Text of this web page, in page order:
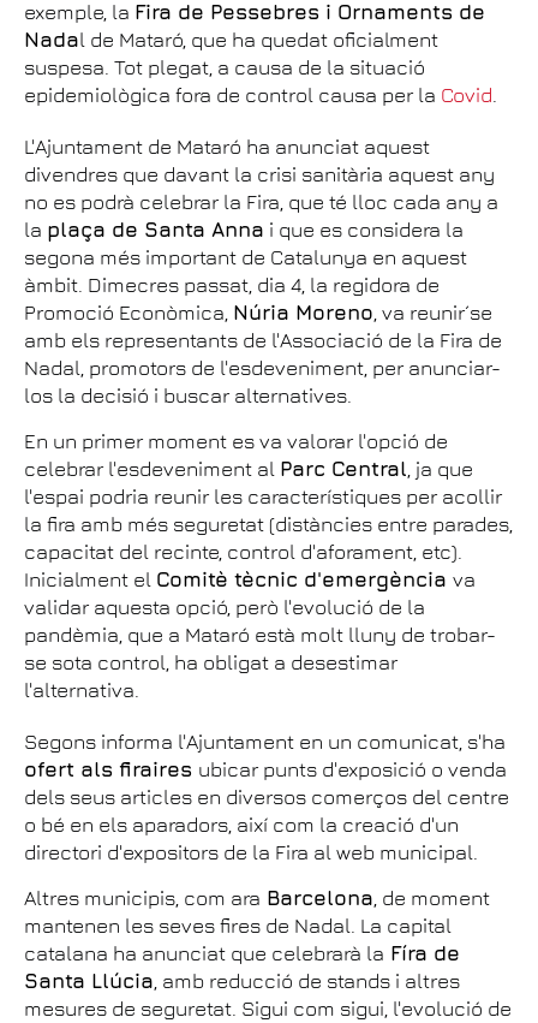
exemple, la Fira de Pessebres i Ornaments de
Nadal de Mataró, que ha quedat oficialment
suspesa. Tot plegat, a causa de la situació
epidemiològica fora de control causa per la Covid.
L'Ajuntament de Mataró ha anunciat aquest
divendres que davant la crisi sanitària aquest any
no es podrà celebrar la Fira, que té lloc cada any a
la plaça de Santa Anna i que es considera la
segona més important de Catalunya en aquest
àmbit. Dimecres passat, dia 4, la regidora de
Promoció Econòmica, Núria Moreno, va reunir´se
amb els representants de l'Associació de la Fira de
Nadal, promotors de l'esdeveniment, per anunciar-
los la decisió i buscar alternatives.
En un primer moment es va valorar l'opció de
celebrar l'esdeveniment al Parc Central, ja que
l'espai podria reunir les característiques per acollir
la fira amb més seguretat (distàncies entre parades,
capacitat del recinte, control d'aforament, etc).
Inicialment el Comitè tècnic d'emergència va
validar aquesta opció, però l'evolució de la
pandèmia, que a Mataró està molt lluny de trobar-
se sota control, ha obligat a desestimar
l'alternativa.
Segons informa l'Ajuntament en un comunicat, s'ha
ofert als firaires ubicar punts d'exposició o venda
dels seus articles en diversos comerços del centre
o bé en els aparadors, així com la creació d'un
directori d'expositors de la Fira al web municipal.
Altres municipis, com ara Barcelona, de moment
mantenen les seves fires de Nadal. La capital
catalana ha anunciat que celebrarà la Fíra de
Santa Llúcia, amb reducció de stands i altres
mesures de seguretat. Sigui com sigui, l'evolució de